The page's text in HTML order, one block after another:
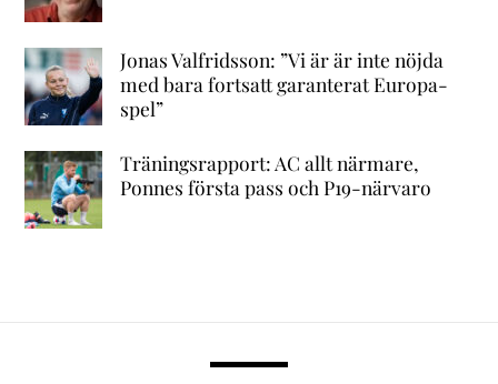
Jonas Valfridsson: ”Vi är är inte nöjda
med bara fortsatt garanterat Europa-
spel”
Träningsrapport: AC allt närmare,
Ponnes första pass och P19-närvaro